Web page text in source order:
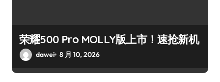
荣耀500 Pro MOLLY版上市！速抢新机
dawei 8 月 10, 2026